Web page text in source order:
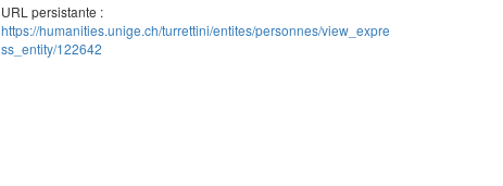
URL persistante :
https://humanities.unige.ch/turrettini/entites/personnes/view_expre
ss_entity/122642